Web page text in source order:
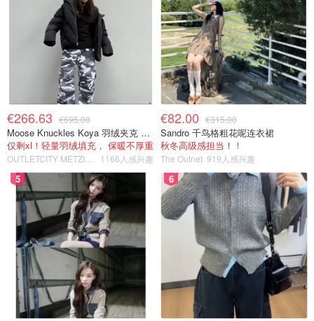
€266.63 €695.00
Moose Knuckles Koya 羽绒夹克 黑色
仅剩xl！轻量羽绒填充， 保暖不厚重
1166人感兴趣
€82.00 €315.00
Sandro 千鸟格粗花呢连衣裙
秋冬高级感担当！！
The Outnet 919人感兴趣
5 6